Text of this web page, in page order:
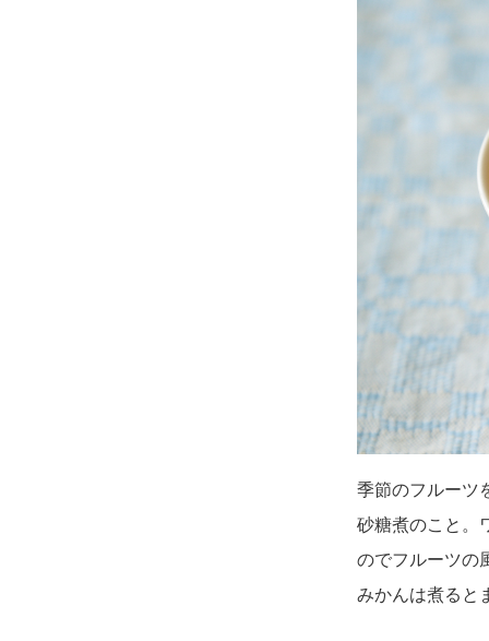
季節のフルーツ
砂糖煮のこと。
のでフルーツの
みかんは煮る